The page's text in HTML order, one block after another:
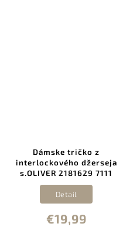
Dámske tričko z
interlockového džerseja
s.OLIVER 2181629 7111
€19,99
Detail